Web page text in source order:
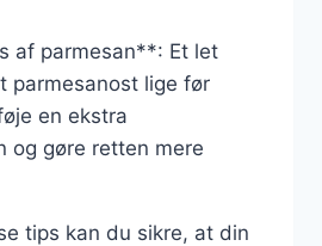
af parmesan**: Et let
parmesanost lige før
en ekstra
og gøre retten mere
tips kan du sikre, at din